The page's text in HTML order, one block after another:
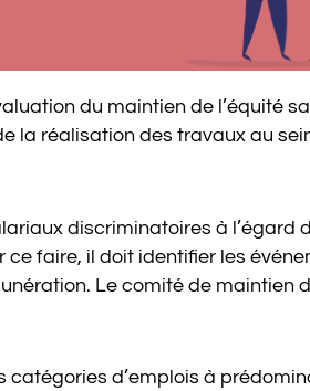
du maintien de l’équité
la réalisation des travaux au
discriminatoires à l’égard
faire, il doit identifier les
Le comité de maintien
catégories d’emplois à